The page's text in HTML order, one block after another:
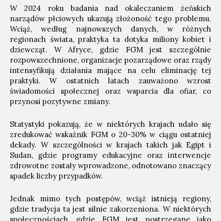
W 2024 roku badania nad okaleczaniem żeńskich
narządów płciowych ukazują złożoność tego problemu.
Wciąż, według najnowszych danych, w różnych
regionach świata, praktyka ta dotyka miliony kobiet i
dziewcząt. W Afryce, gdzie FGM jest szczególnie
rozpowszechnione, organizacje pozarządowe oraz rządy
intensyfikują działania mające na celu eliminację tej
praktyki. W ostatnich latach zauważono wzrost
świadomości społecznej oraz wsparcia dla ofiar, co
przynosi pozytywne zmiany.
Statystyki pokazują, że w niektórych krajach udało się
zredukować wskaźnik FGM o 20-30% w ciągu ostatniej
dekady. W szczególności w krajach takich jak Egipt i
Sudan, gdzie programy edukacyjne oraz interwencje
zdrowotne zostały wprowadzone, odnotowano znaczący
spadek liczby przypadków.
Jednak mimo tych postępów, wciąż istnieją regiony,
gdzie tradycja ta jest silnie zakorzeniona. W niektórych